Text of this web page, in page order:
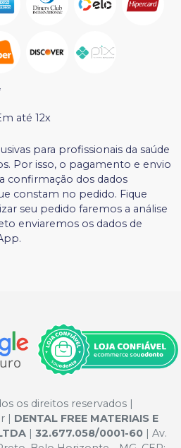
até 12x
para profissionais da saúde
Por isso, o pagamento e envio
confirmação dos dados
constam no pedido. Fique
seu pedido faremos a análise
enviaremos os dados de
os direitos reservados |
| DENTAL FREE MATERIAIS E
32.677.058/0001-60
| Av.